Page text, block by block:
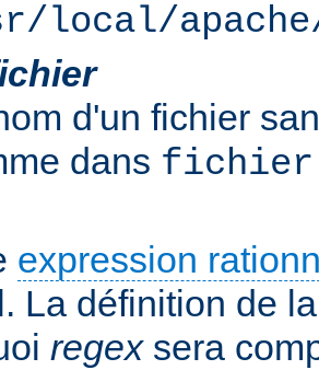
local/
d'un fichier
dans
expression
La définition de
regexsera